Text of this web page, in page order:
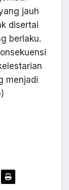
jauh
disertai
berlaku.
menjadi
)